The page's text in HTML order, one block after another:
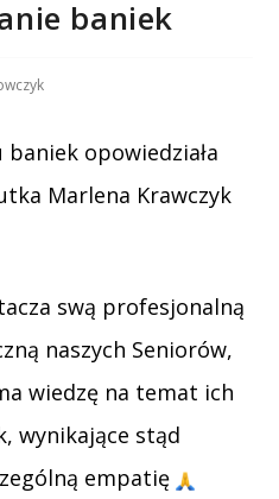
baniek
baniek opowiedziała
Marlena Krawczyk
swą profesjonalną
naszych Seniorów,
wiedzę na temat ich
wynikające stąd
empatię